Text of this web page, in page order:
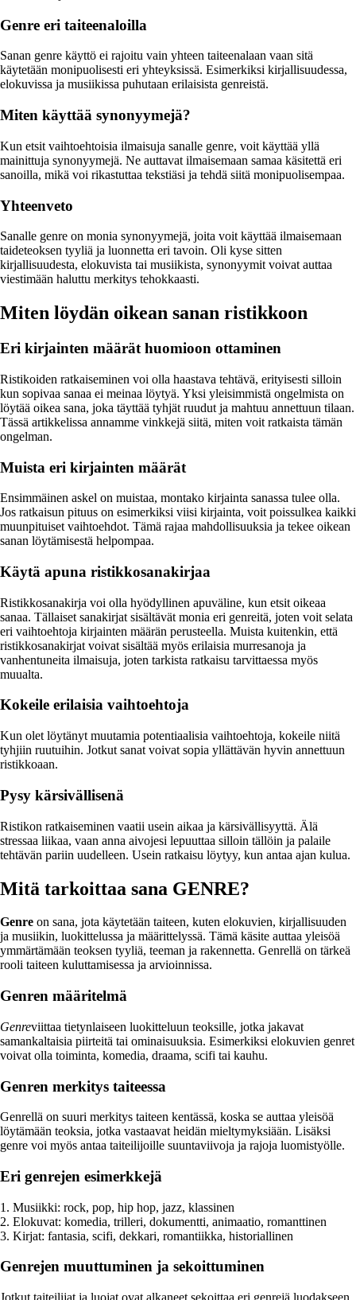
Genre eri taiteenaloilla
Sanan genre käyttö ei rajoitu vain yhteen taiteenalaan vaan sitä
käytetään monipuolisesti eri yhteyksissä. Esimerkiksi kirjallisuudessa,
elokuvissa ja musiikissa puhutaan erilaisista genreistä.
Miten käyttää synonyymejä?
Kun etsit vaihtoehtoisia ilmaisuja sanalle genre, voit käyttää yllä
mainittuja synonyymejä. Ne auttavat ilmaisemaan samaa käsitettä eri
sanoilla, mikä voi rikastuttaa tekstiäsi ja tehdä siitä monipuolisempaa.
Yhteenveto
Sanalle genre on monia synonyymejä, joita voit käyttää ilmaisemaan
taideteoksen tyyliä ja luonnetta eri tavoin. Oli kyse sitten
kirjallisuudesta, elokuvista tai musiikista, synonyymit voivat auttaa
viestimään haluttu merkitys tehokkaasti.
Miten löydän oikean sanan ristikkoon
Eri kirjainten määrät huomioon ottaminen
Ristikoiden ratkaiseminen voi olla haastava tehtävä, erityisesti silloin
kun sopivaa sanaa ei meinaa löytyä. Yksi yleisimmistä ongelmista on
löytää oikea sana, joka täyttää tyhjät ruudut ja mahtuu annettuun tilaan.
Tässä artikkelissa annamme vinkkejä siitä, miten voit ratkaista tämän
ongelman.
Muista eri kirjainten määrät
Ensimmäinen askel on muistaa, montako kirjainta sanassa tulee olla.
Jos ratkaisun pituus on esimerkiksi viisi kirjainta, voit poissulkea kaikki
muunpituiset vaihtoehdot. Tämä rajaa mahdollisuuksia ja tekee oikean
sanan löytämisestä helpompaa.
Käytä apuna ristikkosanakirjaa
Ristikkosanakirja voi olla hyödyllinen apuväline, kun etsit oikeaa
sanaa. Tällaiset sanakirjat sisältävät monia eri genreitä, joten voit selata
eri vaihtoehtoja kirjainten määrän perusteella. Muista kuitenkin, että
ristikkosanakirjat voivat sisältää myös erilaisia murresanoja ja
vanhentuneita ilmaisuja, joten tarkista ratkaisu tarvittaessa myös
muualta.
Kokeile erilaisia vaihtoehtoja
Kun olet löytänyt muutamia potentiaalisia vaihtoehtoja, kokeile niitä
tyhjiin ruutuihin. Jotkut sanat voivat sopia yllättävän hyvin annettuun
ristikkoaan.
Pysy kärsivällisenä
Ristikon ratkaiseminen vaatii usein aikaa ja kärsivällisyyttä. Älä
stressaa liikaa, vaan anna aivojesi lepuuttaa silloin tällöin ja palaile
tehtävän pariin uudelleen. Usein ratkaisu löytyy, kun antaa ajan kulua.
Mitä tarkoittaa sana GENRE?
Genre on sana, jota käytetään taiteen, kuten elokuvien, kirjallisuuden
ja musiikin, luokittelussa ja määrittelyssä. Tämä käsite auttaa yleisöä
ymmärtämään teoksen tyyliä, teeman ja rakennetta. Genrellä on tärkeä
rooli taiteen kuluttamisessa ja arvioinnissa.
Genren määritelmä
Genreviittaa tietynlaiseen luokitteluun teoksille, jotka jakavat
samankaltaisia piirteitä tai ominaisuuksia. Esimerkiksi elokuvien genret
voivat olla toiminta, komedia, draama, scifi tai kauhu.
Genren merkitys taiteessa
Genrellä on suuri merkitys taiteen kentässä, koska se auttaa yleisöä
löytämään teoksia, jotka vastaavat heidän mieltymyksiään. Lisäksi
genre voi myös antaa taiteilijoille suuntaviivoja ja rajoja luomistyölle.
Eri genrejen esimerkkejä
1. Musiikki: rock, pop, hip hop, jazz, klassinen
2. Elokuvat: komedia, trilleri, dokumentti, animaatio, romanttinen
3. Kirjat: fantasia, scifi, dekkari, romantiikka, historiallinen
Genrejen muuttuminen ja sekoittuminen